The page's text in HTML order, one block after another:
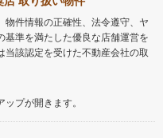
件情報の正確性、法令遵守、ヤ
準を満たした優良な店舗運営を
該認定を受けた不動産会社の取
プが開きます。